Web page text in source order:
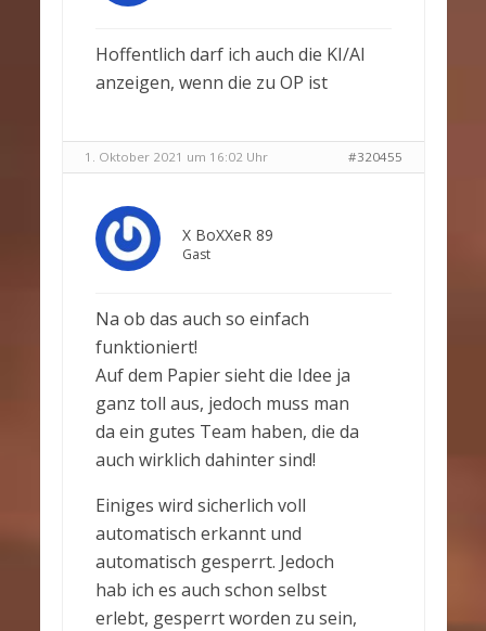
Hoffentlich darf ich auch die KI/AI
anzeigen, wenn die zu OP ist
1. Oktober 2021 um 16:02 Uhr #320455
X BoXXeR 89
Gast
Na ob das auch so einfach
funktioniert!
Auf dem Papier sieht die Idee ja
ganz toll aus, jedoch muss man
da ein gutes Team haben, die da
auch wirklich dahinter sind!
Einiges wird sicherlich voll
automatisch erkannt und
automatisch gesperrt. Jedoch
hab ich es auch schon selbst
erlebt, gesperrt worden zu sein,